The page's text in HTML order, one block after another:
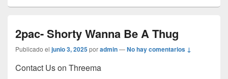
2pac- Shorty Wanna Be A Thug
Publicado el junio 3, 2025poradmin—No hay comentarios ↓
Contact Us on Threema